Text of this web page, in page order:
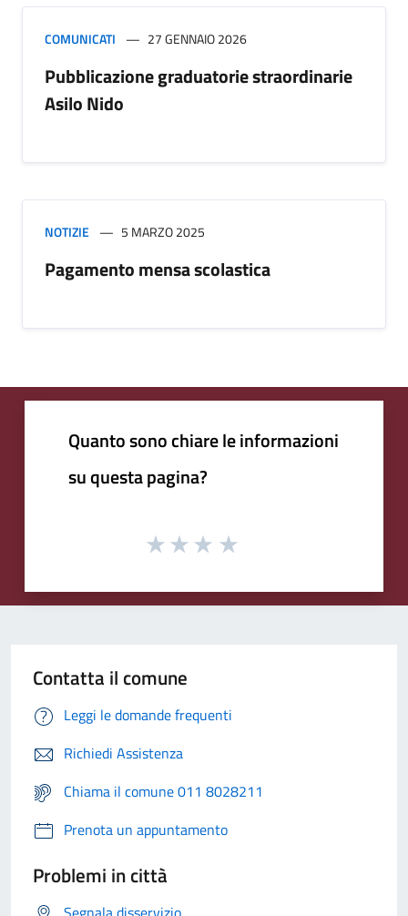
COMUNICATI 27 GENNAIO 2026
Pubblicazione graduatorie straordinarie
Asilo Nido
NOTIZIE 5 MARZO 2025
Pagamento mensa scolastica
Quanto sono chiare le informazioni
su questa pagina?
Contatta il comune
Leggi le domande frequenti
Richiedi Assistenza
Chiama il comune 011 8028211
Prenota un appuntamento
Problemi in città